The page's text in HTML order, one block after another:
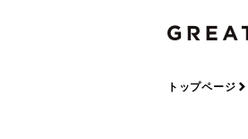
トップページ